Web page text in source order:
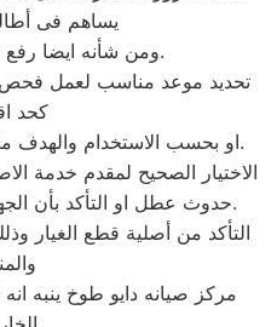
يساهم فى
ومن شأنه ايضا رفع قدرة وكفاءة الجهاز.
كحد
او بحسب الاستخدام والهدف منه الاقلال من حدوث الاعطال.
حدوث عطل او التأكد بأن الجهاز لا يعمل بالشكل المطلوب.
مركز صيانه دايو طوخ ينبه انه